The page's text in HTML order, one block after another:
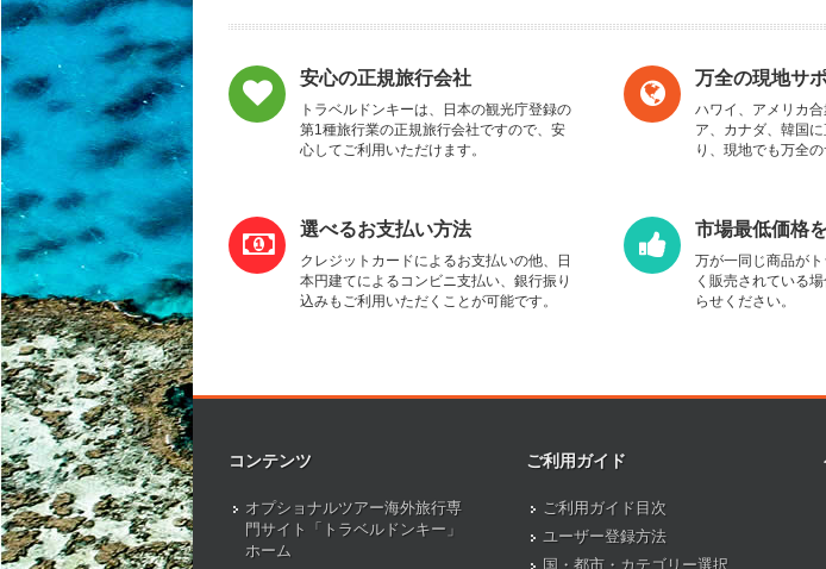
安心の正規旅行会社
トラベルドンキーは、日本の観光庁登録の
第1種旅行業の正規旅行会社ですので、安
心してご利用いただけます。
万全の現地サ
ハワイ、アメリカ
ア、カナダ、韓国
り、現地でも万全の
選べるお支払い方法
クレジットカードによるお支払いの他、日
本円建てによるコンビニ支払い、銀行振り
込みもご利用いただくことが可能です。
市場最低価格
万が一同じ商品が
く販売されている
らせください。
コンテンツ
オプショナルツアー海外旅行専
門サイト「トラベルドンキー」
ホーム
ご利用ガイド
ご利用ガイド目次
ユーザー登録方法
国・都市・カテゴリー選択